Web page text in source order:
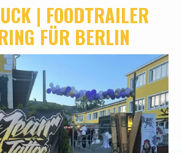
| FOODTRAILER
FÜR BERLIN